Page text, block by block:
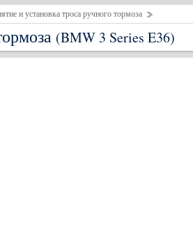
и установка троса ручного тормоза
(BMW 3 Series E36)